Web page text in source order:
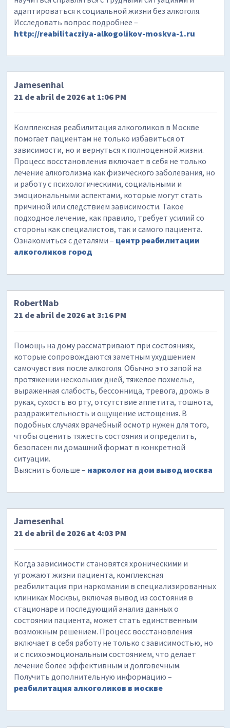
адаптироваться к социальной жизни без алкоголя.
Исследовать вопрос подробнее –
http://reabilitacziya-alkogolikov-moskva-1.ru
Jamesenhal
21 de abril de 2026 at 1:06 PM
Комплексная реабилитация алкоголиков в Москве
помогает пациентам не только избавиться от
зависимости, но и вернуться к полноценной жизни.
Процесс восстановления включает в себя не только
лечение алкоголизма как физического заболевания, но
и работу с психологическими, социальными и
эмоциональными аспектами, которые могут стать
причиной или следствием зависимости. Такое
подходное лечение, как правило, требует усилий со
стороны как специалистов, так и самого пациента.
Ознакомиться с деталями – центр реабилитации
алкоголиков город
RobertNab
21 de abril de 2026 at 3:16 PM
Помощь на дому рассматривают при состояниях,
которые сопровождаются заметным ухудшением
самочувствия после алкоголя. Обычно это запой на
протяжении нескольких дней, тяжелое похмелье,
выраженная слабость, бессонница, тревога, дрожь в
руках, сухость во рту, отсутствие аппетита, тошнота,
раздражительность и ощущение истощения. В
подобных случаях врачебный осмотр нужен для того,
чтобы оценить тяжесть состояния и определить,
безопасен ли домашний формат в конкретной
ситуации.
Выяснить больше – нарколог на дом вывод москва
Jamesenhal
21 de abril de 2026 at 4:03 PM
Когда зависимости становятся хроническими и
угрожают жизни пациента, комплексная
реабилитация при наркомании в специализированных
клиниках Москвы, включая вывод из состояния в
стационаре и последующий анализ данных о
состоянии пациента, может стать единственным
возможным решением. Процесс восстановления
включает в себя работу не только с зависимостью, но
и с психоэмоциональным состоянием, что делает
лечение более эффективным и долговечным.
Получить дополнительную информацию –
реабилитация алкоголиков в москве